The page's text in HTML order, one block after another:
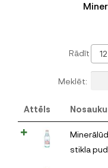
Rādīt 12
Meklēt:
Attēls
stikla